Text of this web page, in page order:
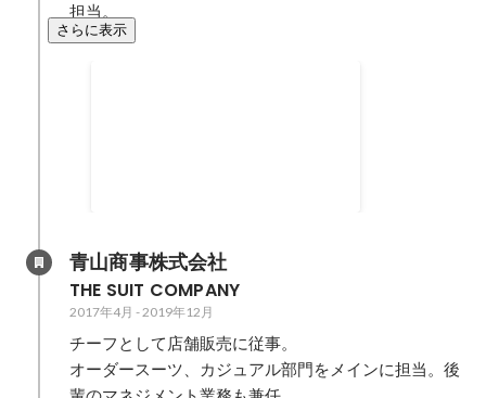
担当。
さらに表示
青山商事株式会社
THE SUIT COMPANY
2017年4月 -2019年12月
チーフとして店舗販売に従事。
オーダースーツ、カジュアル部門をメインに担当。後